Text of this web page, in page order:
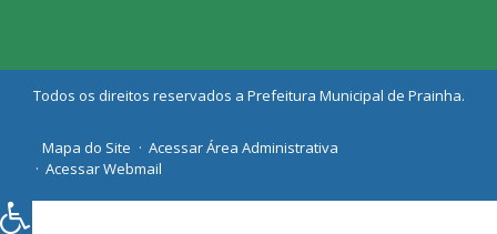
Todos os direitos reservados a Prefeitura Municipal de Prainha.
Mapa do Site
Acessar Área Administrativa
Acessar Webmail